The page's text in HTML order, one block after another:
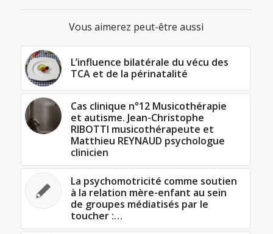
Vous aimerez peut-être aussi
L’influence bilatérale du vécu des
TCA et de la périnatalité
Cas clinique n°12 Musicothérapie
et autisme. Jean-Christophe
RIBOTTI musicothérapeute et
Matthieu REYNAUD psychologue
clinicien
La psychomotricité comme soutien
à la relation mère-enfant au sein
de groupes médiatisés par le
toucher :…